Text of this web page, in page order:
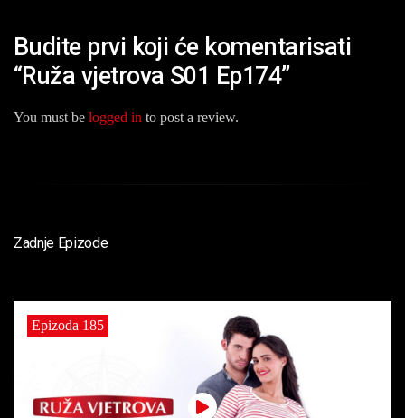
Budite prvi koji će komentarisati
“Ruža vjetrova S01 Ep174”
You must be logged in to post a review.
Zadnje Epizode
Epizoda 185